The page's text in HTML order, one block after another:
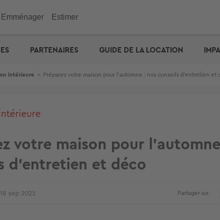
: capacité d'emprunt
Investir
Défiscalisation
Outils
Check-lists location
maison
Outils
Dossier Loi Pinel
prêt � taux zéro
Estimez vos frais de
Emménager
ENGIE : déménagez facile
Estimer
appartement
Outils
Estimation appartement
PARTENAIRES GUIDE DE LA LOCATION
intérieure > Préparez votre maison pour l'automne : nos conseils d'entretien et
votre maison pour
d'entretien et déco
18 sep 2023 Partager sur